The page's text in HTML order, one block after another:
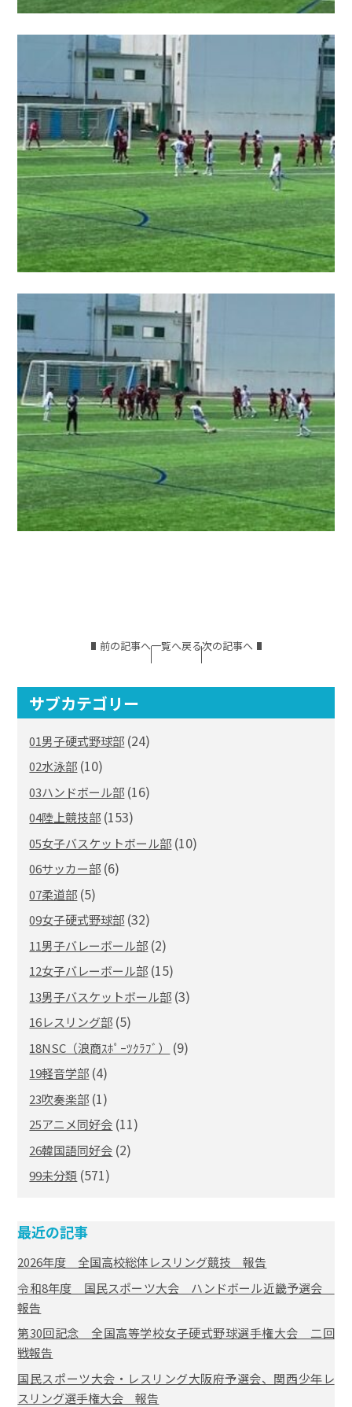
前の記事へ一覧へ戻る次の記事へ
サブカテゴリー
01男子硬式野球部 (24)
02水泳部 (10)
03ハンドボール部 (16)
04陸上競技部 (153)
05女子バスケットボール部 (10)
06サッカー部 (6)
07柔道部 (5)
09女子硬式野球部 (32)
11男子バレーボール部 (2)
12女子バレーボール部 (15)
13男子バスケットボール部 (3)
16レスリング部 (5)
18NSC（浪商ｽﾎﾟｰﾂｸﾗﾌﾞ） (9)
19軽音学部 (4)
23吹奏楽部 (1)
25アニメ同好会 (11)
26韓国語同好会 (2)
99未分類 (571)
最近の記事
2026年度 全国高校総体レスリング競技 報告
令和8年度 国民スポーツ大会 ハンドボール近畿予選会
報告
第30回記念 全国高等学校女子硬式野球選手権大会 二回
戦報告
国民スポーツ大会・レスリング大阪府予選会、関西少年レ
スリング選手権大会 報告